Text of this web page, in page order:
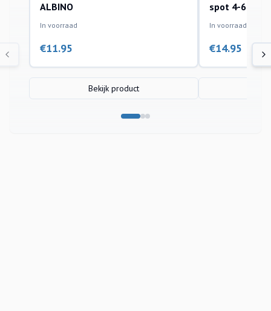
ALBINO
In voorraad
€11.95
Bekijk product
spot 4-6cm
In voorraad
€14.95